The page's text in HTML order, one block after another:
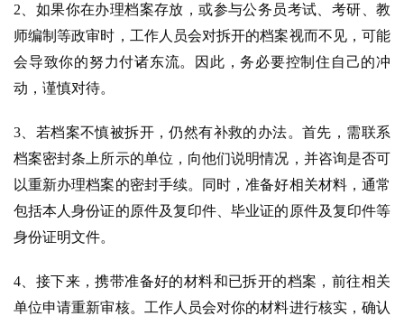
2、如果你在办理档案存放，或参与公务员考试、考研、教
师编制等政审时，工作人员会对拆开的档案视而不见，可能
会导致你的努力付诸东流。因此，务必要控制住自己的冲
动，谨慎对待。
3、若档案不慎被拆开，仍然有补救的办法。首先，需联系
档案密封条上所示的单位，向他们说明情况，并咨询是否可
以重新办理档案的密封手续。同时，准备好相关材料，通常
包括本人身份证的原件及复印件、毕业证的原件及复印件等
身份证明文件。
4、 接下来，携带准备好的材料和已拆开的档案，前往相关
单位申请重新审核。工作人员会对你的材料进行核实，确认